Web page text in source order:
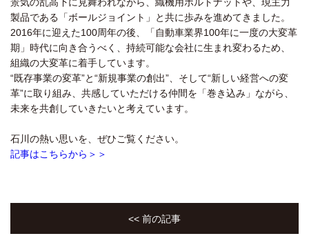
製品である「ボールジョイント」と共に歩みを進めてきました。
2016年に迎えた100周年の後、「自動車業界100年に一度の大変革
期」時代に向き合うべく、持続可能な会社に生まれ変わるため、
組織の大変革に着手しています。
“既存事業の変革”と“新規事業の創出”、そして“新しい経営への変
革”に取り組み、共感していただける仲間を「巻き込み」ながら、
未来を共創していきたいと考えています。
石川の熱い思いを、ぜひご覧ください。
記事はこちらから＞＞
<< 前の記事